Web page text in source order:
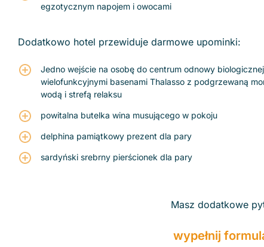
egzotycznym napojem i owocami
Dodatkowo hotel przewiduje darmowe upominki:
Jedno wejście na osobę do centrum odnowy
wielofunkcyjnymi basenami Thalasso z podgrzewaną
wodą i strefą relaksu
powitalna butelka wina musującego w pokoju
delphina pamiątkowy prezent dla pary
sardyński srebrny pierścionek dla pary
Masz dodatkowe
wypełnij